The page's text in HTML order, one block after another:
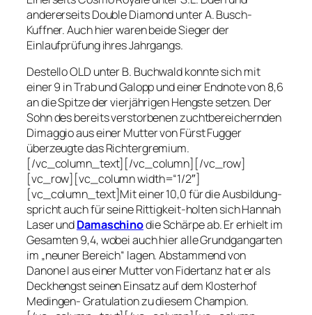
andererseitsDouble Diamondunter A. Busch-
Kuffner. Auch hier waren beide Sieger der
Einlaufprüfung ihres Jahrgangs.
Destello OLD unter B. Buchwald konnte sich mit
einer 9 in Trab und Galopp und einer Endnote von 8,6
an die Spitze der vierjährigen Hengste setzen. Der
Sohn des bereits verstorbenen zuchtbereichernden
Dimaggio aus einer Mutter von Fürst Fugger
überzeugte das Richtergremium.
[/vc_column_text][/vc_column][/vc_row]
[vc_row][vc_column width=“1/2″]
[vc_column_text]Mit einer 10,0 für die Ausbildung-
spricht auch für seine Rittigkeit-holten sich Hannah
Laser undDamaschinodie Schärpe ab. Er erhielt im
Gesamten 9,4, wobei auch hier alle Grundgangarten
im „neuner Bereich“ lagen. Abstammend von
Danone I aus einer Mutter von Fidertanz hat er als
Deckhengst seinen Einsatz auf dem Klosterhof
Medingen- Gratulation zu diesem Champion.